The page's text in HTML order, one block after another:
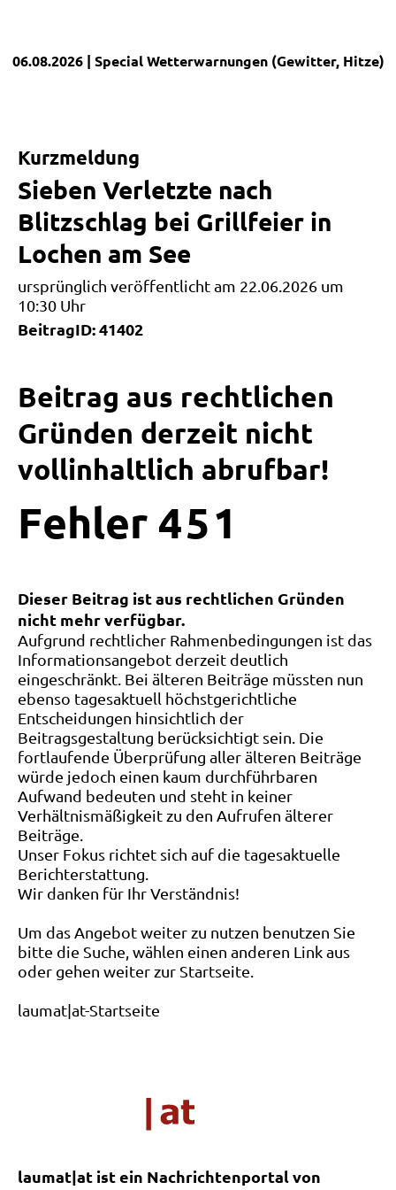
06.08.2026 | SpecialWetterwarnungen (Gewitter, Hitze)
Kurzmeldung
Sieben Verletzte nach
Blitzschlag bei Grillfeier in
Lochen am See
ursprünglich veröffentlicht am 22.06.2026 um
10:30 Uhr
BeitragID: 41402
Beitrag aus rechtlichen
Gründen derzeit nicht
vollinhaltlich abrufbar!
Fehler 4 5 1
Dieser Beitrag ist aus rechtlichen Gründen
nicht mehr verfügbar.
Aufgrund rechtlicher Rahmenbedingungen ist das
Informationsangebot derzeit deutlich
eingeschränkt. Bei älteren Beiträge müssten nun
ebenso tagesaktuell höchstgerichtliche
Entscheidungen hinsichtlich der
Beitragsgestaltung berücksichtigt sein. Die
fortlaufende Überprüfung aller älteren Beiträge
würde jedoch einen kaum durchführbaren
Aufwand bedeuten und steht in keiner
Verhältnismäßigkeit zu den Aufrufen älterer
Beiträge.
Unser Fokus richtet sich auf die tagesaktuelle
Berichterstattung.
Wir danken für Ihr Verständnis!
Um das Angebot weiter zu nutzen benutzen Sie
bitte die Suche, wählen einen anderen Link aus
oder gehen weiter zur Startseite.
laumat|at-Startseite
laumat|at ist ein Nachrichtenportal von